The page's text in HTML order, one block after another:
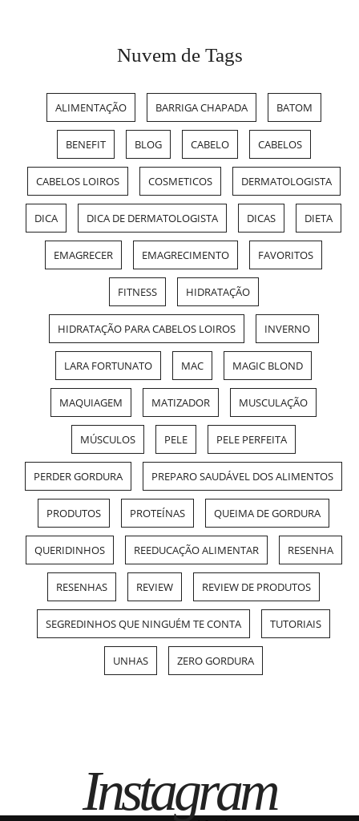
Nuvem de Tags
ALIMENTAÇÃO BARRIGA CHAPADA BATOM
BENEFIT BLOG CABELO CABELOS
CABELOS LOIROS COSMETICOS DERMATOLOGISTA
DICA DICA DE DERMATOLOGISTA DICAS DIETA
EMAGRECER EMAGRECIMENTO FAVORITOS
FITNESS HIDRATAÇÃO
HIDRATAÇÃO PARA CABELOS LOIROS INVERNO
LARA FORTUNATO MAC MAGIC BLOND
MAQUIAGEM MATIZADOR MUSCULAÇÃO
MÚSCULOS PELE PELE PERFEITA
PERDER GORDURA PREPARO SAUDÁVEL DOS ALIMENTOS
PRODUTOS PROTEÍNAS QUEIMA DE GORDURA
QUERIDINHOS REEDUCAÇÃO ALIMENTAR RESENHA
RESENHAS REVIEW REVIEW DE PRODUTOS
SEGREDINHOS QUE NINGUÉM TE CONTA TUTORIAIS
UNHAS ZERO GORDURA
Instagram